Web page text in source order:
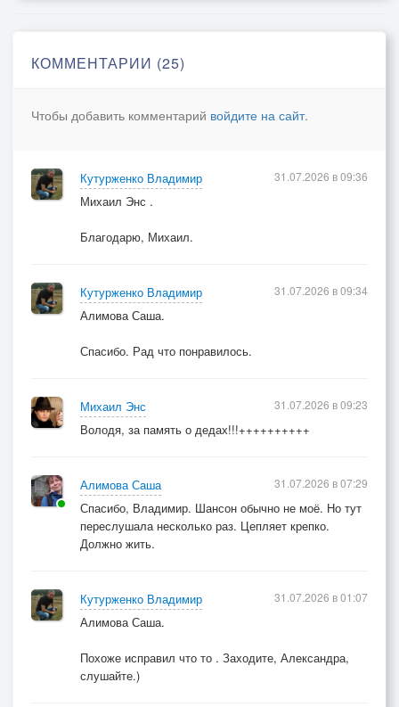
Не понимал её.., в войнушку, играли с пацанами
Слова её, и слезы те.
Сестренка, Мама и Отец.
Умели раньше, делать фото,
Нето что нынешний Контент.
Я понимаю - все уйдем..
Останутся на фото лица..
От внуков к правнукам,
Но то, что сделали - Отцы и Деды!
Им низкий, от меня поклон.
За их мы ,,счёт,, - все мы живём.
КОММЕНТАРИИ (25)
Чтобы добавить комментарий войдите на сайт.
Кутурженко Владимир
Михаил Энс .
Благодарю, Михаил.
31.07.2026 в 09:36
Кутурженко Владимир
Алимова Саша.
Спасибо. Рад что понравилось.
31.07.2026 в 09:34
Михаил Энс
Володя, за память о дедах!!!++++++++++
31.07.2026 в 09:23
Алимова Саша
Спасибо, Владимир. Шансон обычно не моё. Но тут
переслушала несколько раз. Цепляет крепко.
Должно жить.
31.07.2026 в 07:29
Кутурженко Владимир
Алимова Саша.
Похоже исправил что то . Заходите, Александра,
слушайте.)
31.07.2026 в 01:07